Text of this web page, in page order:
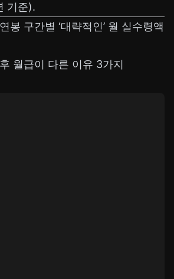
기준).
봉 구간별 ‘대략적인’ 월 실수령액
월급이 다른 이유 3가지